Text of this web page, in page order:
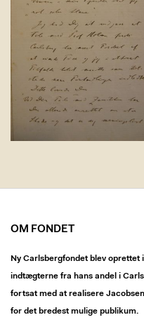
OM FONDET
Ny Carlsbergfondet blev oprettet
indtægterne fra hans andel i
fortsat med at realisere
for det bredest mulige publikum.